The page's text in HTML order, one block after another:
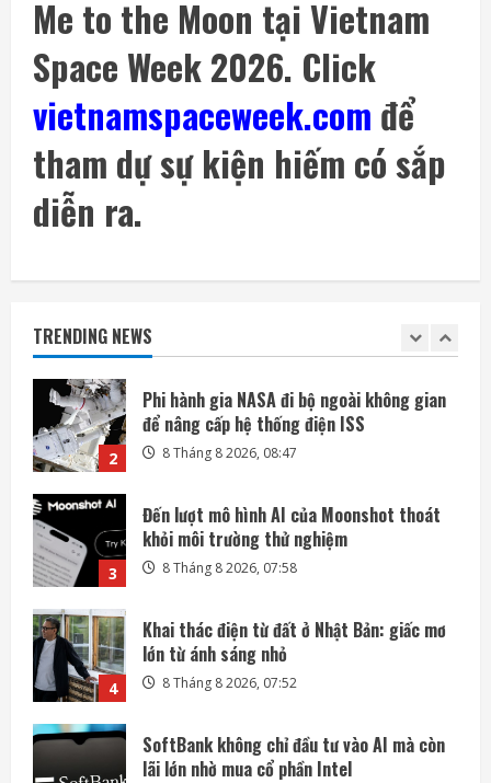
Me to the Moon tại Vietnam
Space Week 2026. Click
vietnamspaceweek.com để
tham dự sự kiện hiếm có sắp
diễn ra.
TRENDING NEWS
5
SoftBank không chỉ đầu tư vào AI mà còn
lãi lớn nhờ mua cổ phần Intel
7 Tháng 8 2026, 22:27
1
Mỗi ngày có thêm 1.200 triệu phú, nước
Mỹ giàu lên hay chỉ người giàu càng giàu?
2
Phi hành gia NASA đi bộ ngoài không gian
3
Đến lượt mô hình AI của Moonshot thoát
khỏi môi trường thử nghiệm
8 Tháng 8 2026, 07:58
4
Khai thác điện từ đất ở Nhật Bản: giấc mơ
lớn từ ánh sáng nhỏ
8 Tháng 8 2026, 07:52
5
SoftBank không chỉ đầu tư vào AI mà còn
lãi lớn nhờ mua cổ phần Intel
7 Tháng 8 2026, 22:27
Mỗi ngày có thêm 1.200 triệu phú, nước
Mỹ giàu lên hay chỉ người giàu càng giàu?